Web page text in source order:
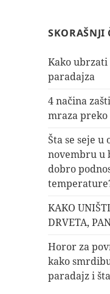
SKORAŠNJI
Kako ubrzati
paradajza
4 načina
mraza preko
Šta se seje
novembru u
dobro
KAKO
DRVETA,
Horor za
kako
paradajz i